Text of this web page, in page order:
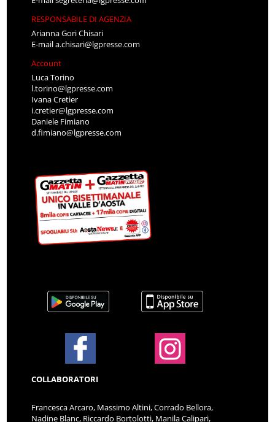
RESPONSABILE DI AGENZIA
Arianna Gori Chisari
E-maila.chisari@lgpresse.com
Account
Luca Torino
l.torino@lgpresse.com
Ivana Cretier
i.cretier@lgpresse.com
Daniele Fimiano
d.fimiano@lgpresse.com
COLLABORATORI
Francesca Arcaro, Massimo Altini, Corrado Bellora,
Nadine Blanc, Riccardo Bortolotti, Manila Calipari,